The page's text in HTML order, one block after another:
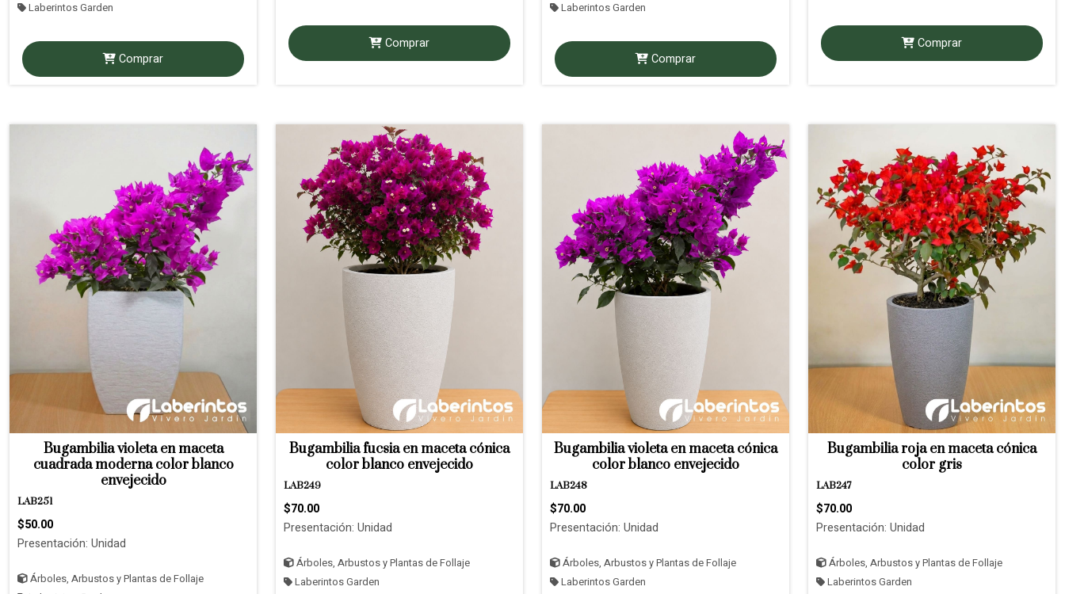
Laberintos Garden
Comprar
Comprar
Laberintos Garden
Comprar
Comprar
Bugambilia violeta en maceta
cuadrada moderna color blanco
envejecido
LAB251
$50.00
Presentación: Unidad
Árboles, Arbustos y Plantas de Follaje
Bugambilia fucsia en maceta cónica
color blanco envejecido
LAB249
$70.00
Presentación: Unidad
Árboles, Arbustos y Plantas de Follaje
Laberintos Garden
Bugambilia violeta en maceta cónica
color blanco envejecido
LAB248
$70.00
Presentación: Unidad
Árboles, Arbustos y Plantas de Follaje
Laberintos Garden
Bugambilia roja en maceta cónica
color gris
LAB247
$70.00
Presentación: Unidad
Árboles, Arbustos y Plantas de Follaje
Laberintos Garden